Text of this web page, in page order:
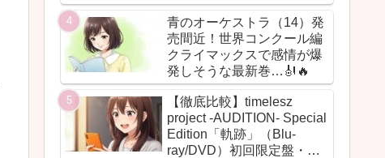
青のオーケストラ（14）発
売間近！世界コンクール編
クライマックスで感情が爆
発しそうな最新巻…🎻🔥
【徹底比較】timelesz
project -AUDITION- Special
Edition「軌跡」（Blu-
ray/DVD）初回限定盤・通